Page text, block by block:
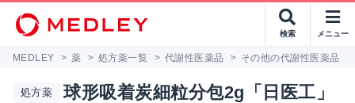
検索 メニュー
MEDLEY > 薬 > 処方薬一覧 > 代謝性医薬品 > その他の代謝性医薬品
処方薬 球形吸着炭細粒分包2g「日医工」